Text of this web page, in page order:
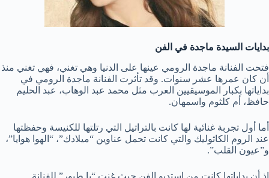
بدايات السيدة ماجدة في الفن
فتحت الفنانة ماجدة الرومي عينها على الدنيا وهي تغني، فهي تغني منذ
أن كان عمرها عشر سنوات. وقد تأثرت الفنانة ماجدة الرومي في
بداياتها بكبار الموسيقيين العرب مثل محمد عبد الوهاب، عبد الحليم
حافظ، أم كلثوم واسمهان.
أما أول تجربة غنائية لها كانت بالتراتيل التي رتلتها للكنيسة وحفظتها
عند الروم الكاثوليك والتي كانت تحمل عناوين “ميلادك”، “الهوا هوايا”،
و”عيون القلب”.
إذ أن بداياتها كانت من استديو الفن حيث غنت “يا طيور” للفنانة